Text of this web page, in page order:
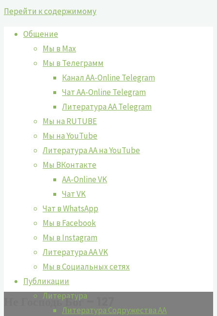
Перейти к содержимому
Общение
Мы в Max
Мы в Телеграмм
Канал AA-Online Telegram
Чат AA-Online Telegram
Литература АА Telegram
Мы на RUTUBE
Мы на YouTube
Литература АА на YouTube
Мы ВКонтакте
AA-Online VK
Чат VK
Чат в WhatsApp
Мы в Facebook
Мы в Instagram
Литература АА VK
Мы в Социальных сетях
Публикации
Литература
Литература Содружества АА
Не Господь Бог – 127